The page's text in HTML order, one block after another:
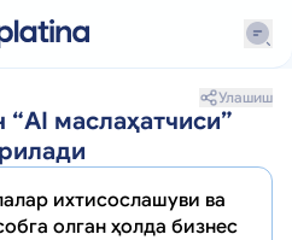
Улашиш
маслаҳатчиси”
ихтисослашуви ва
олган ҳолда бизнес